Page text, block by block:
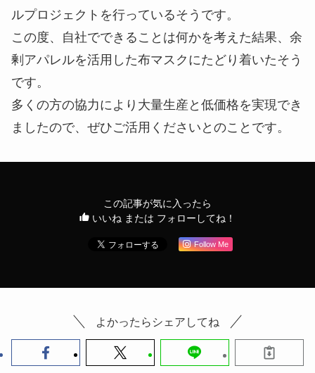
ルプロジェクトを行っているそうです。
この度、自社でできることは何かを考えた結果、余
剰アパレルを活用した布マスクにたどり着いたそう
です。
多くの方の協力により大量生産と低価格を実現でき
ましたので、ぜひご活用くださいとのことです。
この記事が気に入ったら
いいね または フォローしてね！
Follow Me
よかったらシェアしてね